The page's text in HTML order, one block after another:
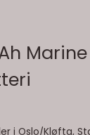
i Oslo/Kløfta,